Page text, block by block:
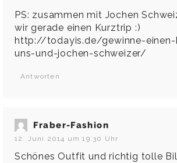
PS: zusammen mit Jochen
wir gerade einen Kurztrip :)
http://todayis.de/gewinne-
uns-und-jochen-schweizer/
Antworten
Fraber-Fashion
12. Juni 2014 um 19:30 Uhr
Schönes Outfit und richtig tolle